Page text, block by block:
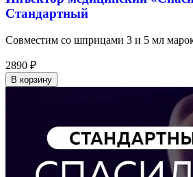
Стандартный
Совместим со шприцами 3 и 5 мл
2890 ₽
В корзину